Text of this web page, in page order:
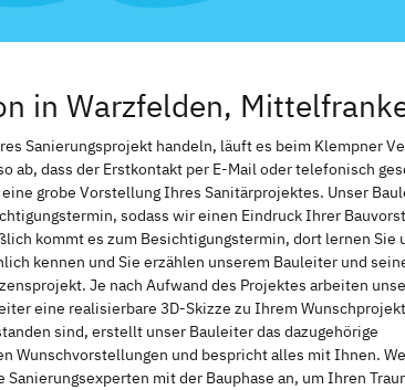
in Warzfelden,
Sanierungsprojekt handeln, läuft es beim Klempner
ab, dass der Erstkontakt per E-Mail oder telefonisch
grobe Vorstellung Ihres Sanitärprojektes. Unser
sodass wir einen Eindruck Ihrer
kommt es zum Besichtigungstermin, dort lernen Sie
kennen und Sie erzählen unserem Bauleiter und
Je nach Aufwand des Projektes arbeiten
eine realisierbare 3D-Skizze zu Ihrem
sind, erstellt unser Bauleiter das dazugehörige
Wunschvorstellungen und bespricht alles mit Ihnen.
mit der Bauphase an, um Ihren